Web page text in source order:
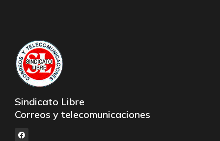
Sindicato Libre
Correos y telecomunicaciones